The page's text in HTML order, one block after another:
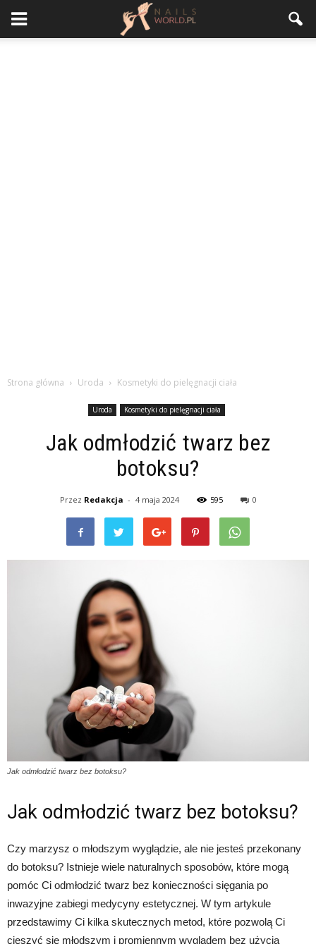
Strona główna Uroda Kosmetyki do pielęgnacji ciała
Uroda Kosmetyki do pielęgnacji ciała
Jak odmłodzić twarz bez
botoksu?
Przez Redakcja - 4 maja 2024 595 0
Jak odmłodzić twarz bez botoksu?
Jak odmłodzić twarz bez botoksu?
Czy marzysz o młodszym wyglądzie, ale nie jesteś przekonany
do botoksu? Istnieje wiele naturalnych sposobów, które mogą
pomóc Ci odmłodzić twarz bez konieczności sięgania po
inwazyjne zabiegi medycyny estetycznej. W tym artykule
przedstawimy Ci kilka skutecznych metod, które pozwolą Ci
cieszyć się młodszym i promiennym wyglądem bez użycia